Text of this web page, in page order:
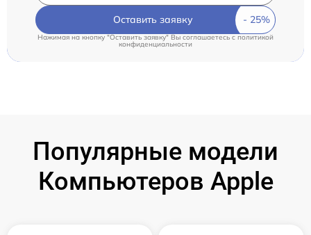
Оставить заявку
Нажимая на кнопку "Оставить заявку" Вы соглашаетесь cполитикой
конфиденциальности
Популярные модели
Компьютеров Apple